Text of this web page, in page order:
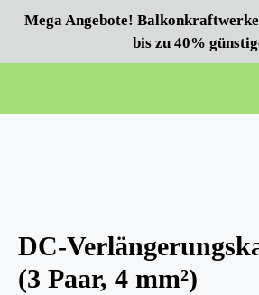
Mega Angebote!
bis zu 40%
DC-
(3 Paar, 4 mm²)